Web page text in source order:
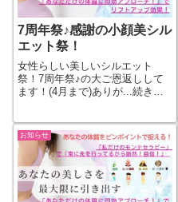
7周年祭♪感謝の小顔美シル
エット祭！
女性らしい美しいシルエット
祭！7周年祭♪の大ご恩返しして
ます！(4月まで)ありが...続きを
お知らせ